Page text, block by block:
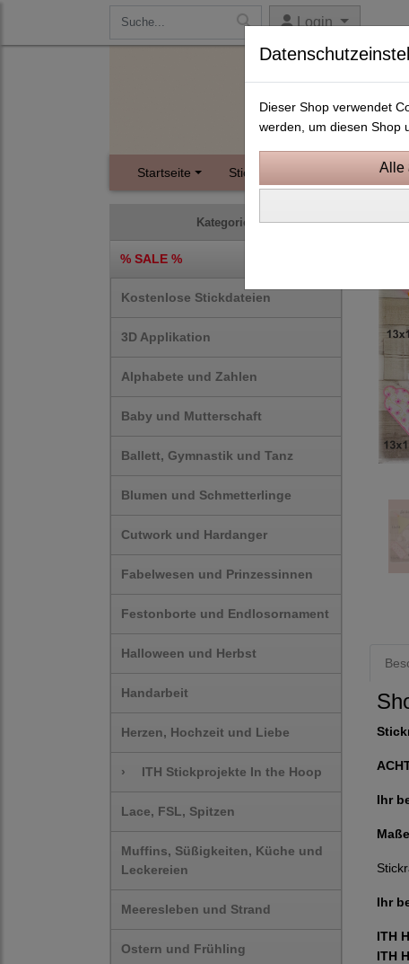
Login
Startseite Stickdateien Instagram
Kategorien
% SALE %
Kostenlose Stickdateien
3D Applikation
Alphabete und Zahlen
Baby und Mutterschaft
Ballett, Gymnastik und Tanz
Blumen und Schmetterlinge
Cutwork und Hardanger
Fabelwesen und Prinzessinnen
Festonborte und Endlosornament
Halloween und Herbst
Handarbeit
Herzen, Hochzeit und Liebe
› ITH Stickprojekte In the Hoop
Lace, FSL, Spitzen
Muffins, Süßigkeiten, Küche und
Leckereien
Meeresleben und Strand
Ostern und Frühling
Ihr
Ihr
ITH
ITH
Dieser Shop verwendet
werden, um diesen Shop